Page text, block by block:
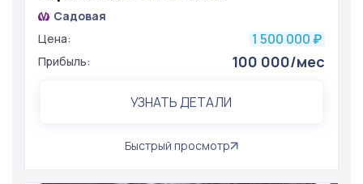
Садовая
Цена:
1 500 000 ₽
Прибыль: 100 000/мес
УЗНАТЬ ДЕТАЛИ
Быстрый просмотр